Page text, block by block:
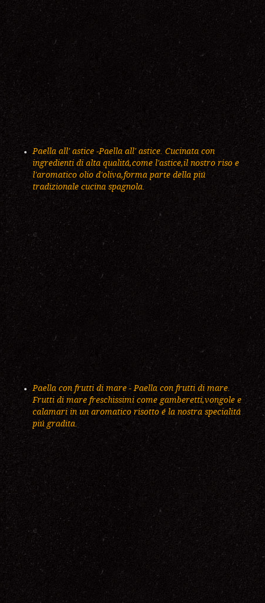
Paella all' astice -Paella all' astice. Cucinata con
ingredienti di alta qualitá,come l'astice,il nostro riso e
l'aromatico olio d'oliva,forma parte della piú
tradizionale cucina spagnola.
Paella con frutti di mare - Paella con frutti di mare.
Frutti di mare freschissimi come gamberetti,vongole e
calamari in un aromatico risotto é la nostra specialitá
piú gradita.